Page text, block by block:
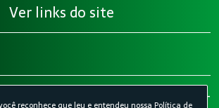
Ver links do site
de Segurança do Trabalho 2026 -
reconhece que leu e entendeu nossa Política de